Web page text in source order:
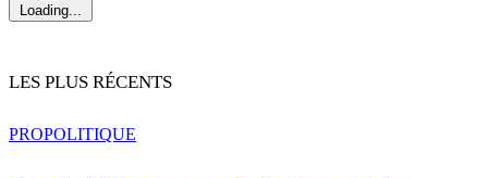
Loading...
LES PLUS RÉCENTS
PROPOLITIQUE